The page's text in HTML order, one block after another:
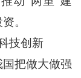
。
技创新
把做大做强